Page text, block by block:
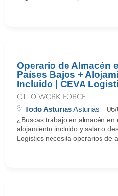
Operario de Almacén
Países Bajos +
Incluido | CEVA
OTTO WORK FORCE
Todo AsturiasAsturias 06/
¿Buscas trabajo en almacén en
alojamiento incluido y salario
Logistics necesita operarios de